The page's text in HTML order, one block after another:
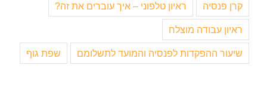
קרן פנסיה ראיון טלפוני – איך עוברים את זה?
ראיון עבודה מוצלח
שיעור ההפקדות לפנסיה והמועד לתשלומם שפת גוף